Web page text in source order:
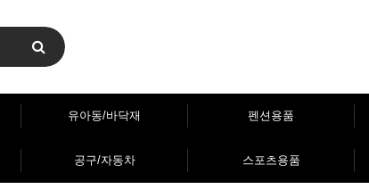
유아동/바닥재 펜션용품
공구/자동차 스포츠용품